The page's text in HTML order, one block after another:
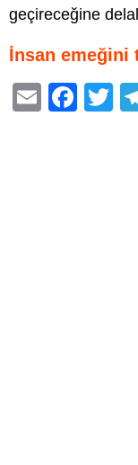
geçireceğine
İnsan emeğini
E
F
T